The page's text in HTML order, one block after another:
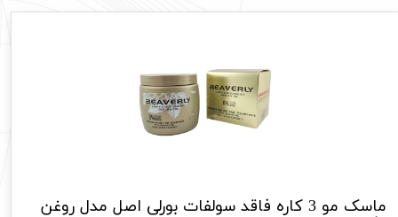
ماسک مو 3 کاره فاقد سولفات بورلی اصل مدل روغن